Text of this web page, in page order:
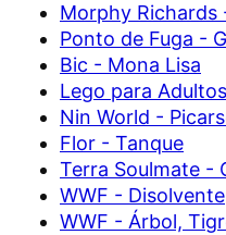
Morphy Richards
Ponto de Fuga -
Bic - Mona Lisa
Lego para Adultos
Nin World -
Flor - Tanque
Terra Soulmate -
WWF - Disolvente
WWF - Árbol,